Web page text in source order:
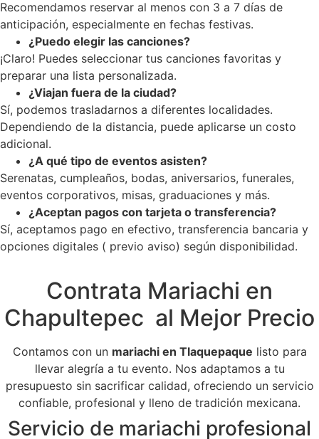
Recomendamos reservar al menos con 3 a 7 días de
anticipación, especialmente en fechas festivas.
¿Puedo elegir las canciones?
¡Claro! Puedes seleccionar tus canciones favoritas y
preparar una lista personalizada.
¿Viajan fuera de la ciudad?
Sí, podemos trasladarnos a diferentes localidades.
Dependiendo de la distancia, puede aplicarse un costo
adicional.
¿A qué tipo de eventos asisten?
Serenatas, cumpleaños, bodas, aniversarios, funerales,
eventos corporativos, misas, graduaciones y más.
¿Aceptan pagos con tarjeta o transferencia?
Sí, aceptamos pago en efectivo, transferencia bancaria y
opciones digitales ( previo aviso) según disponibilidad.
Contrata Mariachi en
Chapultepec al Mejor Precio
Contamos con un mariachi en Tlaquepaque listo para
llevar alegría a tu evento. Nos adaptamos a tu
presupuesto sin sacrificar calidad, ofreciendo un servicio
confiable, profesional y lleno de tradición mexicana.
Servicio de mariachi profesional